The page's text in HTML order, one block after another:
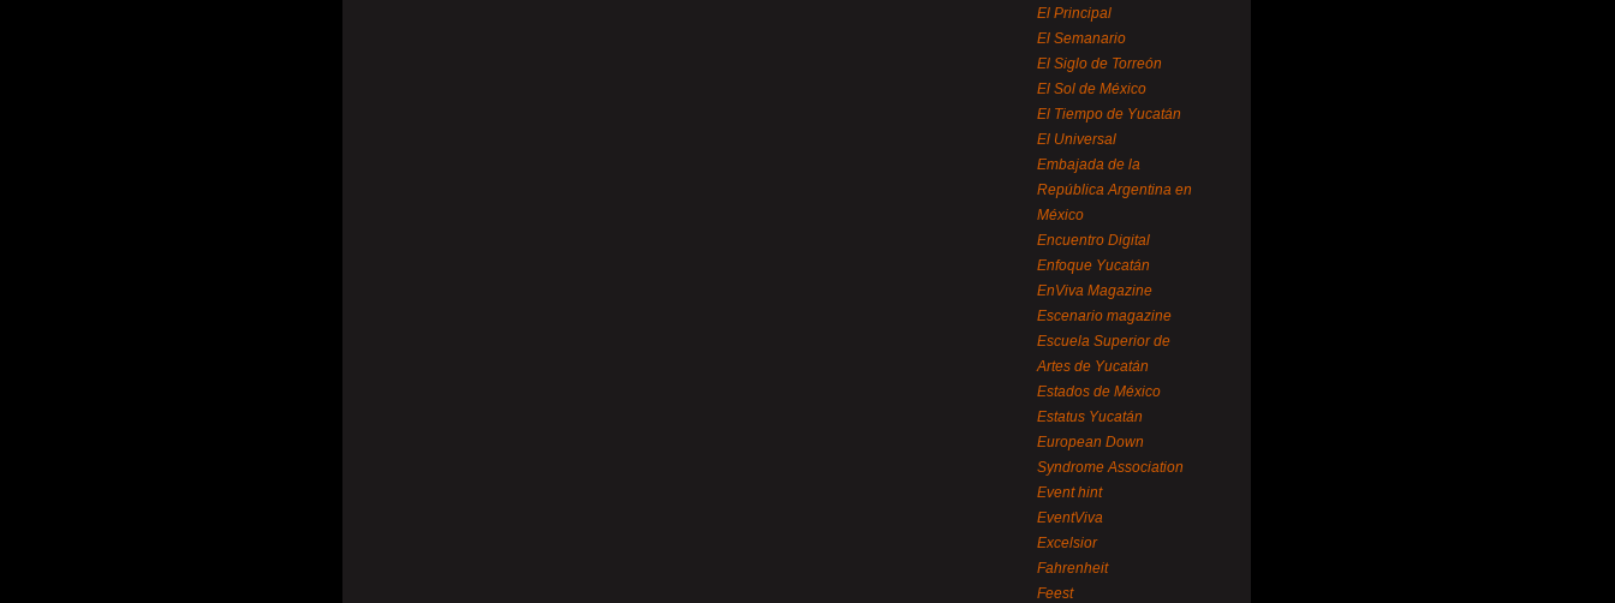
El Principal
El Semanario
El Siglo de Torreón
El Sol de México
El Tiempo de Yucatán
El Universal
Embajada de la
República Argentina en
México
Encuentro Digital
Enfoque Yucatán
EnViva Magazine
Escenario magazine
Escuela Superior de
Artes de Yucatán
Estados de México
Estatus Yucatán
European Down
Syndrome Association
Event hint
EventViva
Excelsior
Fahrenheit
Feest